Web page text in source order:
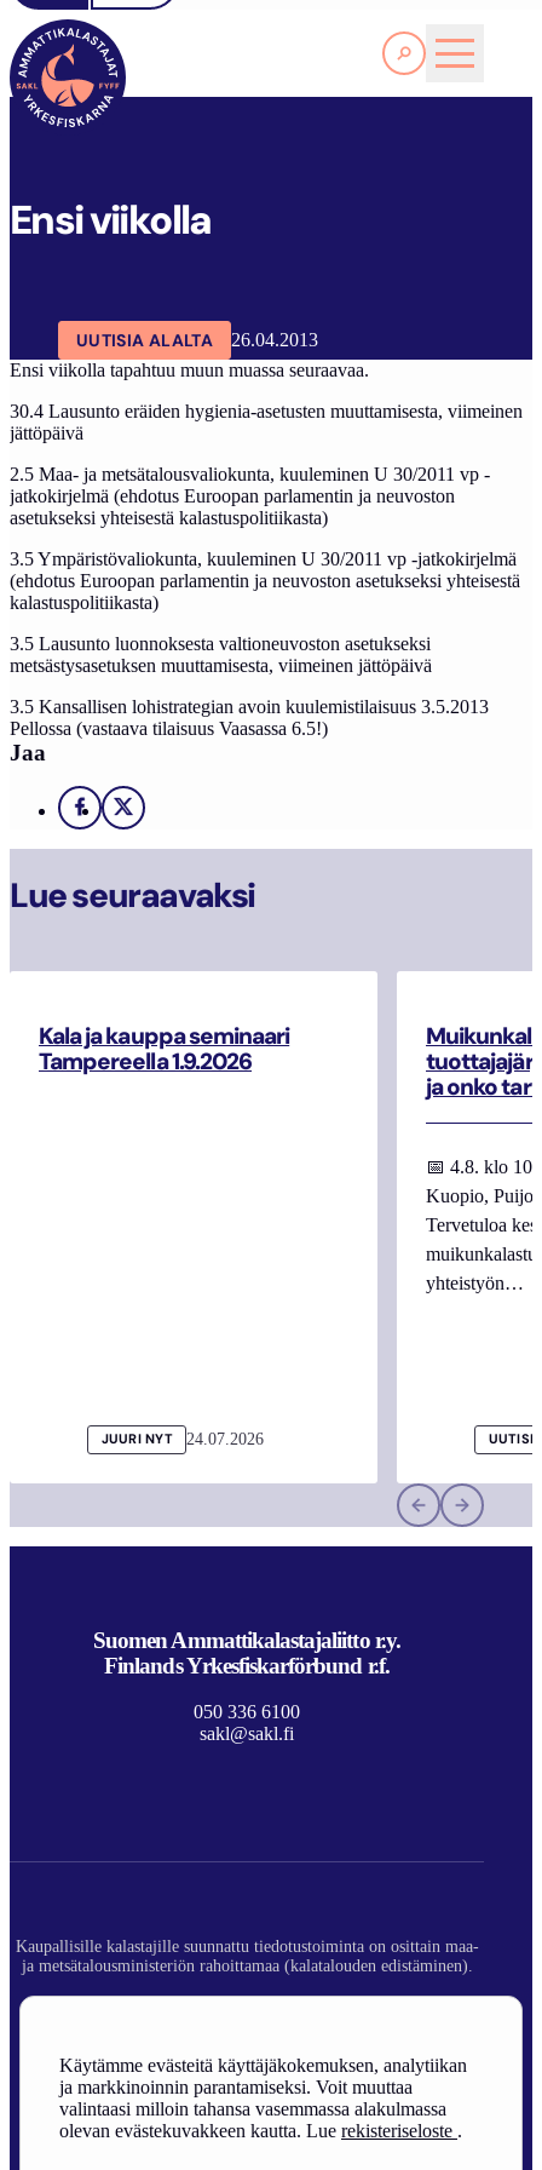
Käytämme evästeitä käyttäjäkokemuksen, analytiikan
ja markkinoinnin parantamiseksi. Voit muuttaa
valintaasi milloin tahansa vasemmassa alakulmassa
olevan evästekuvakkeen kautta. Lue rekisteriseloste .
Lue lisää
SAKL
Ensi viikolla
UUTISIA ALALTA
26.04.2013
Ensi viikolla tapahtuu muun muassa seuraavaa.
30.4 Lausunto eräiden hygienia-asetusten muuttamisesta, viimeinen
jättöpäivä
2.5 Maa- ja metsätalousvaliokunta, kuuleminen U 30/2011 vp -
jatkokirjelmä (ehdotus Euroopan parlamentin ja neuvoston
asetukseksi yhteisestä kalastuspolitiikasta)
3.5 Ympäristövaliokunta, kuuleminen U 30/2011 vp -jatkokirjelmä
(ehdotus Euroopan parlamentin ja neuvoston asetukseksi yhteisestä
kalastuspolitiikasta)
3.5 Lausunto luonnoksesta valtioneuvoston asetukseksi
metsästysasetuksen muuttamisesta, viimeinen jättöpäivä
3.5 Kansallisen lohistrategian avoin kuulemistilaisuus 3.5.2013
Pellossa (vastaava tilaisuus Vaasassa 6.5!)
Jaa
Facebook
X
Lue seuraavaksi
Kala ja kauppa seminaari
Tampereella 1.9.2026
JUURI NYT 24.07.2026
ja onko
📅 4.8. klo
Kuopio,
Tervetuloa
yhteistyön…
Suomen Ammattikalastajaliitto r.y.
Finlands Yrkesfiskarförbund r.f.
050 336 6100
sakl@sakl.fi
Kaupallisille kalastajille suunnattu tiedotustoiminta on osittain maa-
ja metsätalousministeriön rahoittamaa (kalatalouden edistäminen).
Rekisteriseloste
Sivuston toteutus